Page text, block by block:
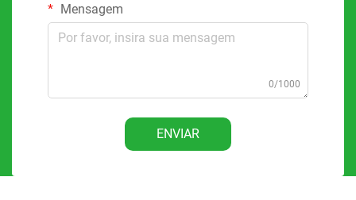
Mensagem
0/1000
ENVIAR